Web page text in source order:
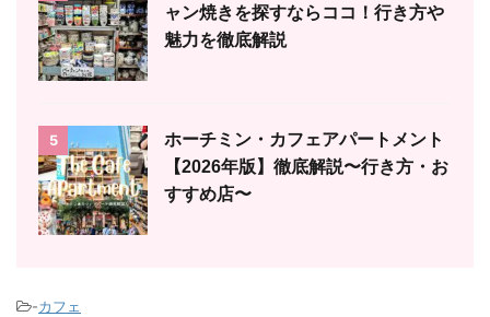
ャン焼きを探すならココ！行き方や
魅力を徹底解説
5
ホーチミン・カフェアパートメント
【2026年版】徹底解説〜行き方・お
すすめ店〜
-カフェ